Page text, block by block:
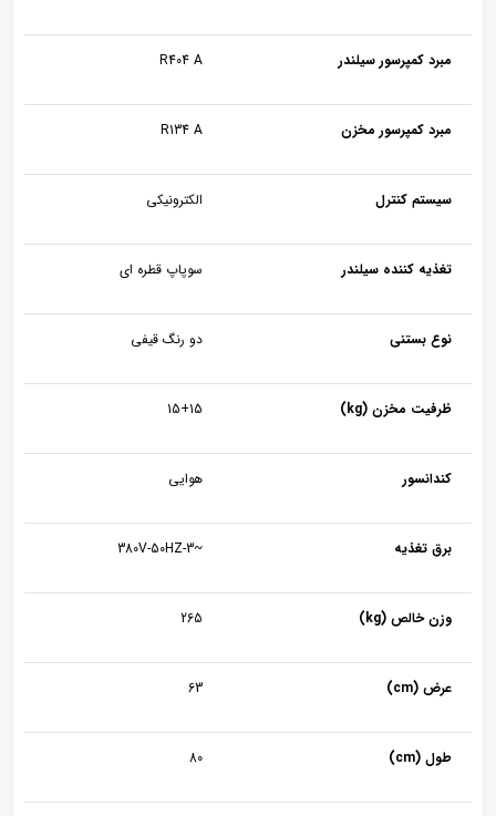
مبرد کمپرسور سیلندر R404 A
مبرد کمپرسور مخزن R134 A
سیستم کنترل الکترونیکی
تغذیه کننده سیلندر سوپاپ قطره ای
نوع بستنی دو رنگ قیفی
ظرفیت مخزن (kg) 15+15
کندانسور هوایی
برق تغذیه ~380V-50HZ-3
وزن خالص (kg) 265
عرض (cm) 63
طول (cm) 80